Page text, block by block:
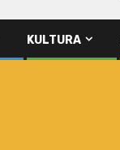
KULTURA